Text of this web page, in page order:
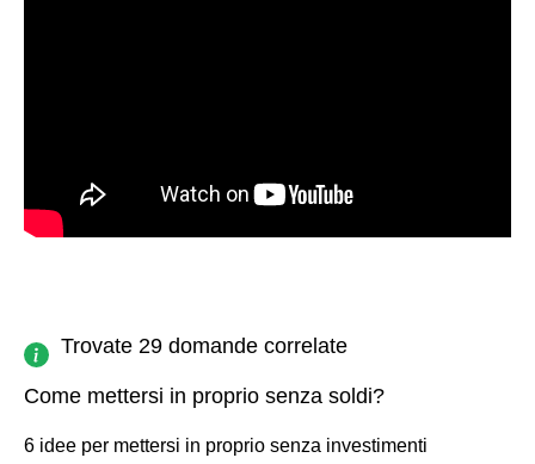
Trovate 29 domande correlate
Come mettersi in proprio senza soldi?
6 idee per mettersi in proprio senza investimenti